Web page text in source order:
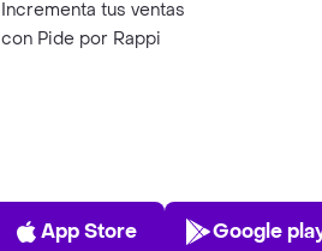
Incrementa tus ventas
con Pide por Rappi
App Store
App Store
Play
Google